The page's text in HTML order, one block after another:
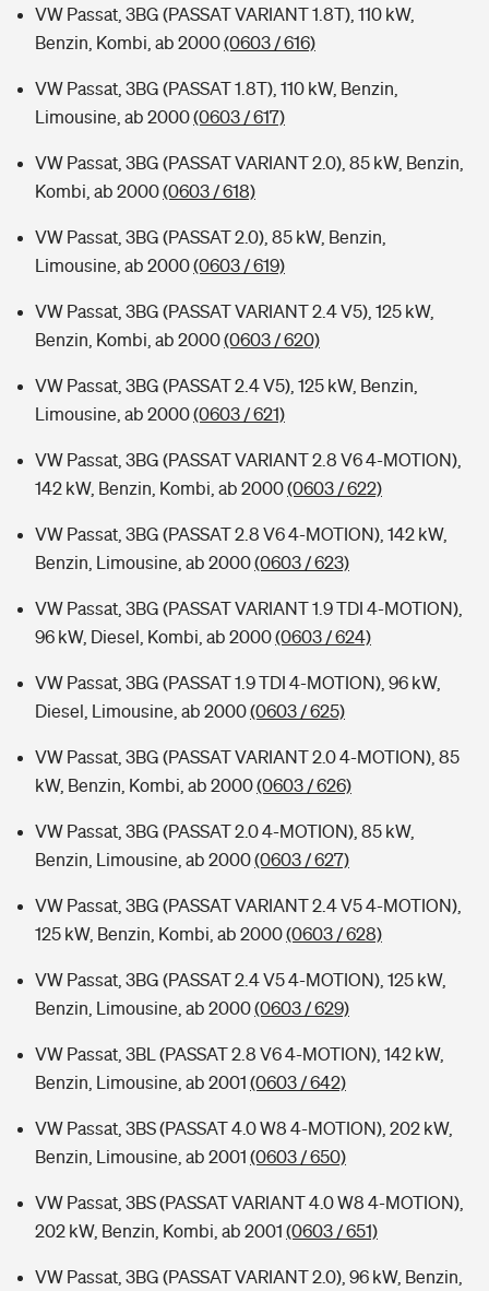
VW Passat, 3BG (PASSAT VARIANT 1.8T), 110 kW,
Benzin, Kombi, ab 2000(0603 / 616)
VW Passat, 3BG (PASSAT 1.8T), 110 kW, Benzin,
Limousine, ab 2000(0603 / 617)
VW Passat, 3BG (PASSAT VARIANT 2.0), 85 kW, Benzin,
Kombi, ab 2000(0603 / 618)
VW Passat, 3BG (PASSAT 2.0), 85 kW, Benzin,
Limousine, ab 2000(0603 / 619)
VW Passat, 3BG (PASSAT VARIANT 2.4 V5), 125 kW,
Benzin, Kombi, ab 2000(0603 / 620)
VW Passat, 3BG (PASSAT 2.4 V5), 125 kW, Benzin,
Limousine, ab 2000(0603 / 621)
VW Passat, 3BG (PASSAT VARIANT 2.8 V6 4-MOTION),
142 kW, Benzin, Kombi, ab 2000(0603 / 622)
VW Passat, 3BG (PASSAT 2.8 V6 4-MOTION), 142 kW,
Benzin, Limousine, ab 2000(0603 / 623)
VW Passat, 3BG (PASSAT VARIANT 1.9 TDI 4-MOTION),
96 kW, Diesel, Kombi, ab 2000(0603 / 624)
VW Passat, 3BG (PASSAT 1.9 TDI 4-MOTION), 96 kW,
Diesel, Limousine, ab 2000(0603 / 625)
VW Passat, 3BG (PASSAT VARIANT 2.0 4-MOTION), 85
kW, Benzin, Kombi, ab 2000(0603 / 626)
VW Passat, 3BG (PASSAT 2.0 4-MOTION), 85 kW,
Benzin, Limousine, ab 2000(0603 / 627)
VW Passat, 3BG (PASSAT VARIANT 2.4 V5 4-MOTION),
125 kW, Benzin, Kombi, ab 2000(0603 / 628)
VW Passat, 3BG (PASSAT 2.4 V5 4-MOTION), 125 kW,
Benzin, Limousine, ab 2000(0603 / 629)
VW Passat, 3BL (PASSAT 2.8 V6 4-MOTION), 142 kW,
Benzin, Limousine, ab 2001 (0603 / 642)
VW Passat, 3BS (PASSAT 4.0 W8 4-MOTION), 202 kW,
Benzin, Limousine, ab 2001 (0603 / 650)
VW Passat, 3BS (PASSAT VARIANT 4.0 W8 4-MOTION),
202 kW, Benzin, Kombi, ab 2001 (0603 / 651)
VW Passat, 3BG (PASSAT VARIANT 2.0), 96 kW, Benzin,